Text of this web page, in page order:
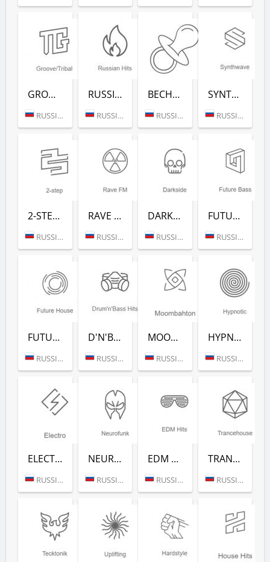
GROOVE/TRIBAL (РАДИО РЕКОРД)
RUSSIA (MOSCOW)
RUSSIAN HITS (РАДИО РЕКОРД)
RUSSIA (MOSCOW)
ВЕСНУШКА FM (РАДИО РЕКОРД)
RUSSIA (MOSCOW)
SYNTHWAVE (РАДИО РЕКОРД)
RUSSIA (MOSCOW)
2-STEP (РАДИО РЕКОРД)
RUSSIA (MOSCOW)
RAVE FM (РАДИО РЕКОРД)
RUSSIA (MOSCOW)
DARKSIDE (РАДИО РЕКОРД)
RUSSIA (MOSCOW)
FUTURE BASS (РАДИО РЕКОРД)
RUSSIA (MOSCOW)
FUTURE HOUSE (РАДИО РЕКОРД)
RUSSIA (MOSCOW)
D'N'B CLASSICS (РАДИО РЕКОРД)
RUSSIA (MOSCOW)
MOOMBAHTON (РАДИО РЕКОРД)
RUSSIA (MOSCOW)
HYPNOTIC (РАДИО РЕКОРД)
RUSSIA (MOSCOW)
ELECTRO (РАДИО РЕКОРД)
RUSSIA (MOSCOW)
NEUROFUNK (РАДИО РЕКОРД)
RUSSIA (MOSCOW)
EDM CLASSICS (РАДИО РЕКОРД)
RUSSIA (MOSCOW)
TRANCEHOUSE (РАДИО РЕКОРД)
RUSSIA (MOSCOW)